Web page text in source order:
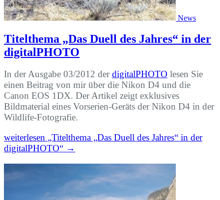
News
Titelthema „Das Duell des Jahres“ in der
digitalPHOTO
In der Ausgabe 03/2012 derdigitalPHOTO lesen Sie
einen Beitrag von mir über die Nikon D4 und die
Canon EOS 1DX. Der Artikel zeigt exklusives
Bildmaterial eines Vorserien-Geräts der Nikon D4 in der
Wildlife-Fotografie.
weiterlesen „Titelthema „Das Duell des Jahres“ in der
digitalPHOTO“ →